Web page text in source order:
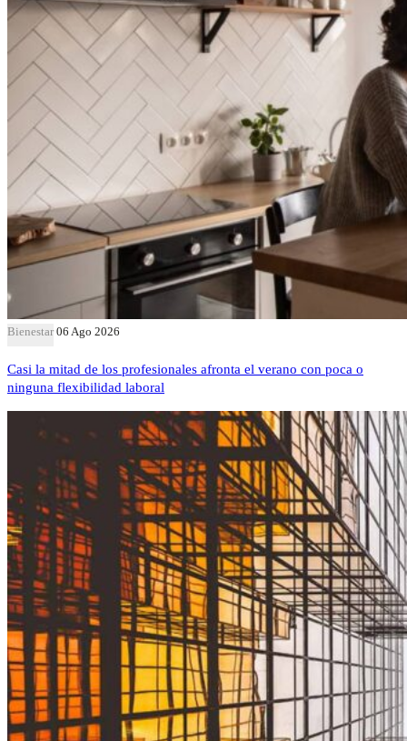
Bienestar 06 Ago 2026
Casi la mitad de los profesionales afronta el verano con poca o
ninguna flexibilidad laboral